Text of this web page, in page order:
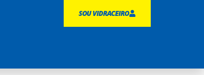
SOU VIDRACEIRO